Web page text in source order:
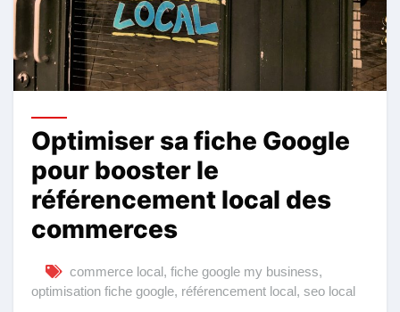
Optimiser sa fiche Google
pour booster le
référencement local des
commerces
commerce local, fiche google my business,
optimisation fiche google, référencement local, seo local